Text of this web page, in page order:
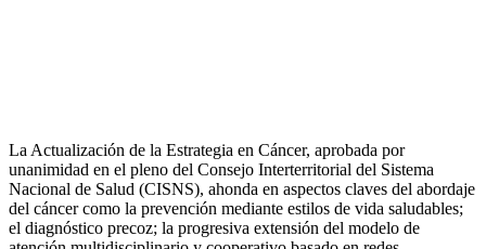
La Actualización de la Estrategia en Cáncer, aprobada por
unanimidad en el pleno del Consejo Interterritorial del Sistema
Nacional de Salud (CISNS), ahonda en aspectos claves del abordaje
del cáncer como la prevención mediante estilos de vida saludables;
el diagnóstico precoz; la progresiva extensión del modelo de